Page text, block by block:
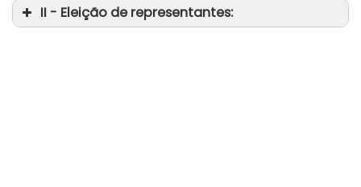
II - Eleição de representantes: